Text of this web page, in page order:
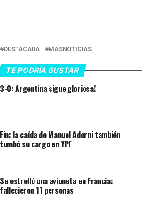
DESTACADA MASNOTICIAS
TE PODRÍA GUSTAR
3-0: Argentina sigue gloriosa!
Fin: la caída de Manuel Adorni también
tumbó su cargo en YPF
Se estrelló una avioneta en Francia:
fallecieron 11 personas